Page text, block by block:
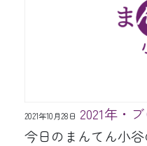
2021年10月28日 2021年・
今日のまんてん小谷